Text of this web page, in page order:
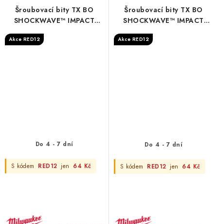
Šroubovací bity TX BO
SHOCKWAVE™ IMPACT
DUTY - S/Bit ShW TX BO7
25mm - 3 pc
Akce RED12
Do 4 - 7 dní
S kódem RED12 jen 64 Kč
Šroubovací bity TX BO
SHOCKWAVE™ IMPACT
DUTY - S/Bit ShW TX BO8
25mm - 3 pc
Akce RED12
Do 4 - 7 dní
S kódem RED12 jen 64 Kč